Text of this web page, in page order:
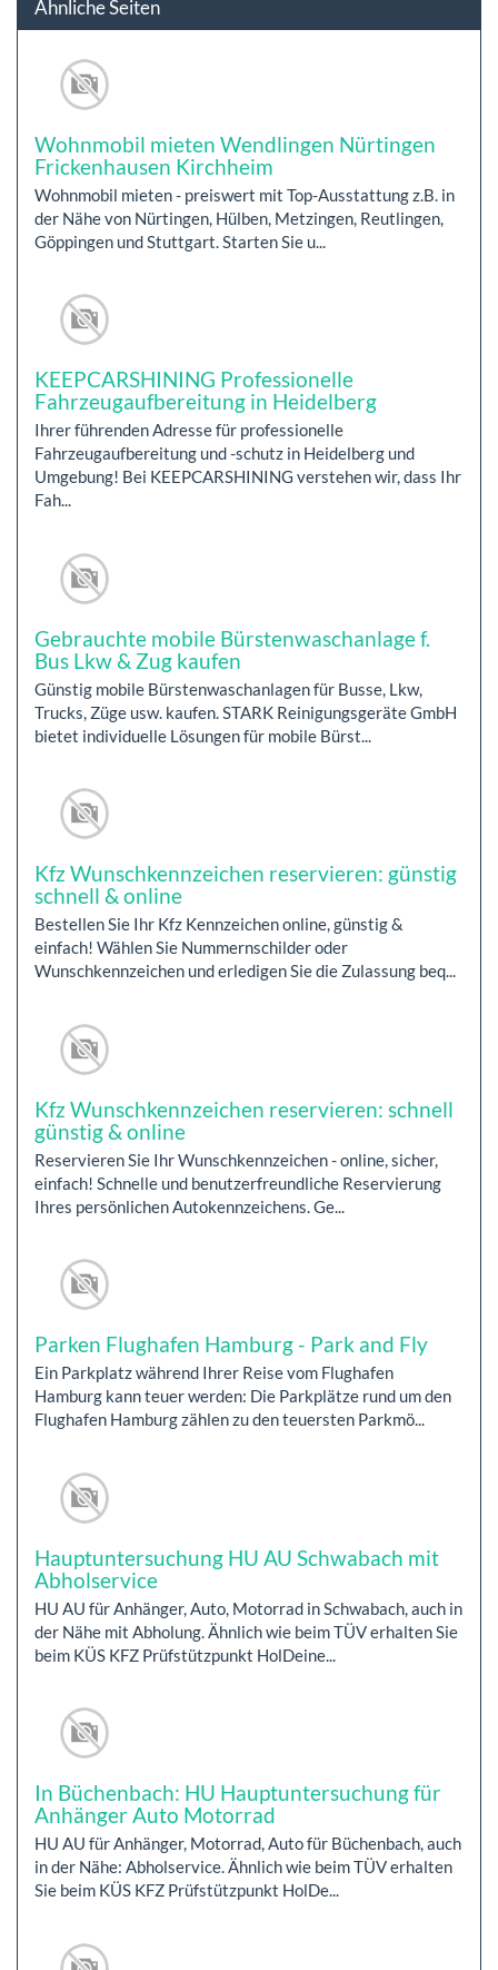
Ähnliche Seiten
Wohnmobil mieten Wendlingen Nürtingen
Frickenhausen Kirchheim
Wohnmobil mieten - preiswert mit Top-Ausstattung z.B. in
der Nähe von Nürtingen, Hülben, Metzingen, Reutlingen,
Göppingen und Stuttgart. Starten Sie u...
KEEPCARSHINING Professionelle
Fahrzeugaufbereitung in Heidelberg
Ihrer führenden Adresse für professionelle
Fahrzeugaufbereitung und -schutz in Heidelberg und
Umgebung! Bei KEEPCARSHINING verstehen wir, dass Ihr
Fah...
Gebrauchte mobile Bürstenwaschanlage f.
Bus Lkw & Zug kaufen
Günstig mobile Bürstenwaschanlagen für Busse, Lkw,
Trucks, Züge usw. kaufen. STARK Reinigungsgeräte GmbH
bietet individuelle Lösungen für mobile Bürst...
Kfz Wunschkennzeichen reservieren: günstig
schnell & online
Bestellen Sie Ihr Kfz Kennzeichen online, günstig &
einfach! Wählen Sie Nummernschilder oder
Wunschkennzeichen und erledigen Sie die Zulassung beq...
Kfz Wunschkennzeichen reservieren: schnell
günstig & online
Reservieren Sie Ihr Wunschkennzeichen - online, sicher,
einfach! Schnelle und benutzerfreundliche Reservierung
Ihres persönlichen Autokennzeichens. Ge...
Parken Flughafen Hamburg - Park and Fly
Ein Parkplatz während Ihrer Reise vom Flughafen
Hamburg kann teuer werden: Die Parkplätze rund um den
Flughafen Hamburg zählen zu den teuersten Parkmö...
Hauptuntersuchung HU AU Schwabach mit
Abholservice
HU AU für Anhänger, Auto, Motorrad in Schwabach, auch in
der Nähe mit Abholung. Ähnlich wie beim TÜV erhalten Sie
beim KÜS KFZ Prüfstützpunkt HolDeine...
In Büchenbach: HU Hauptuntersuchung für
Anhänger Auto Motorrad
HU AU für Anhänger, Motorrad, Auto für Büchenbach, auch
in der Nähe: Abholservice. Ähnlich wie beim TÜV erhalten
Sie beim KÜS KFZ Prüfstützpunkt HolDe...